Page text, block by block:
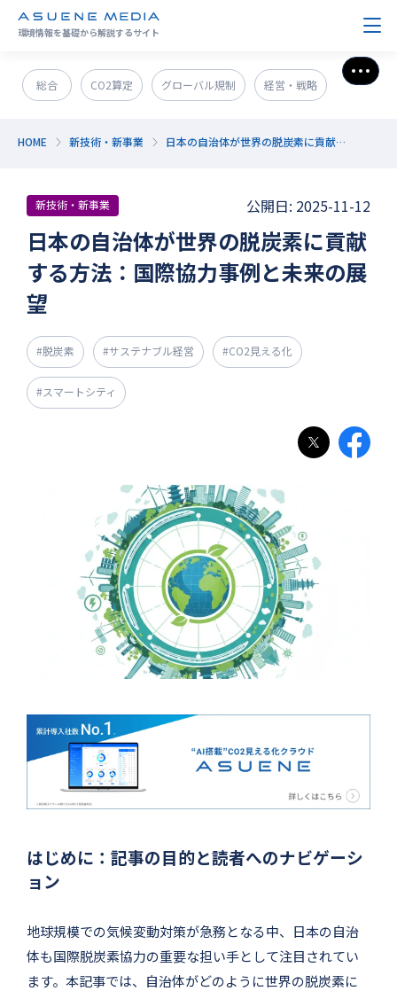
環境情報を基礎から解説するサイト
総合 CO2算定 グローバル規制 経営・戦略
CO2削減 GX人材・スキル その他
さら
HOME 新技術・新事業 日本の自治体が世界の脱炭素に貢献する方法：国際協力事例と未来の展望
新技術・新事業 公開日: 2025-11-12
日本の自治体が世界の脱炭素に貢献
する方法：国際協力事例と未来の展
望
#脱炭素 #サステナブル経営 #CO2見える化
#スマートシティ
はじめに：記事の目的と読者へのナビゲーシ
ョン
地球規模での気候変動対策が急務となる中、日本の自治
体も国際脱炭素協力の重要な担い手として注目されてい
ます。本記事では、自治体がどのように世界の脱炭素に